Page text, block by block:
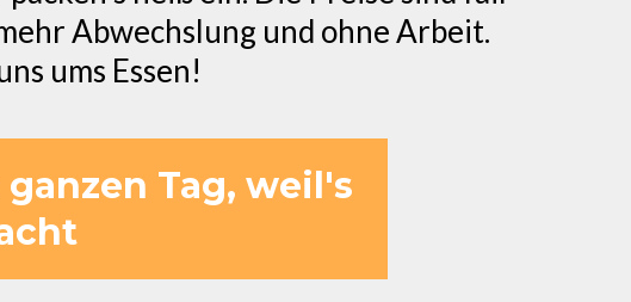
Abwechslung und ohne Arbeit.
ums Essen!
Tag, weil's